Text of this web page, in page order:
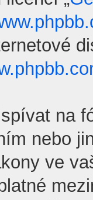
na
nebo
ve